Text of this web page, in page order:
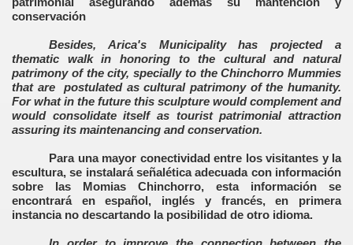
conservación
Besides, Arica's Municipality has projected a
thematic walk in honoring to the cultural and natural
patrimony of the city, specially to the Chinchorro Mummies
that are postulated as cultural patrimony of the humanity.
For what in the future this sculpture would complement and
would consolidate itself as tourist patrimonial attraction
assuring its maintenancing and conservation.
Para una mayor conectividad entre los visitantes y la
escultura, se instalará señalética adecuada con información
sobre las Momias Chinchorro, esta información se
encontrará en español, inglés y francés, en primera
instancia no descartando la posibilidad de otro idioma.